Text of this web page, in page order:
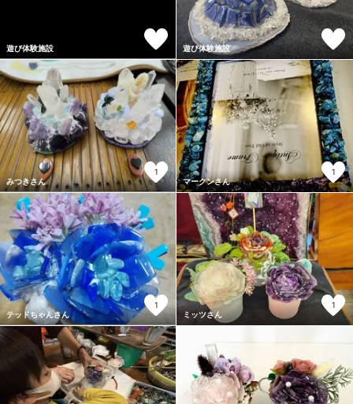
遊び体験施設 遊び体験施設
みつきさん
1
マークンさん
1
テッドちゃんさん
1
ミッツさん
1